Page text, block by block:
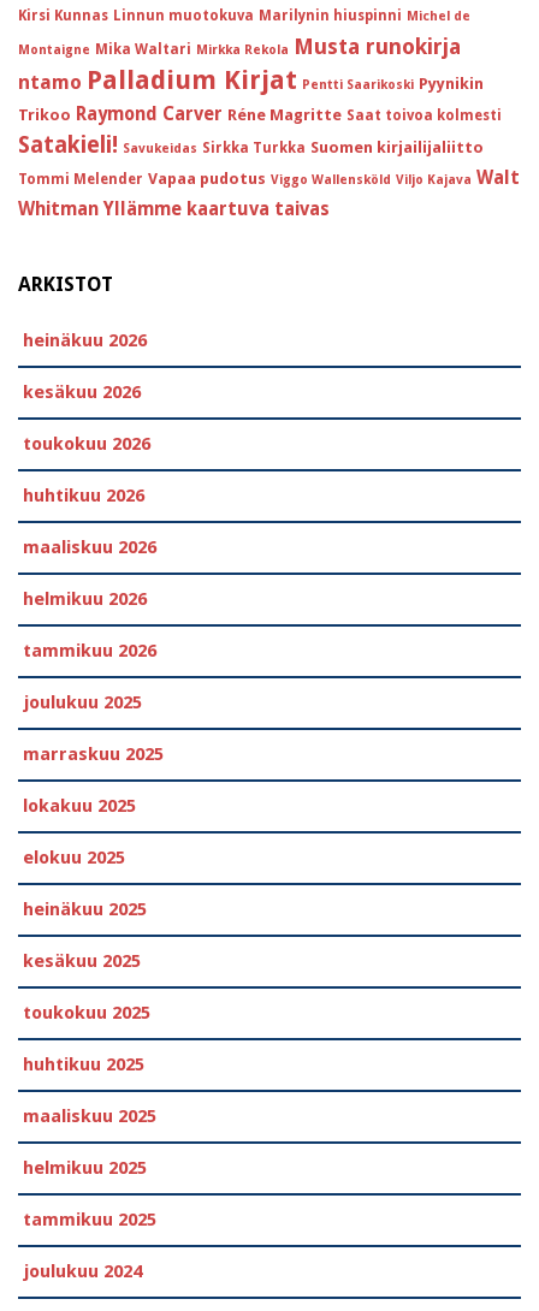
Kirsi Kunnas Linnun muotokuva Marilynin hiuspinni Michel de
Montaigne Mika Waltari Mirkka Rekola Musta runokirja
ntamo Palladium Kirjat Pentti Saarikoski Pyynikin
Trikoo Raymond Carver Réne Magritte Saat toivoa kolmesti
Satakieli! Savukeidas Sirkka Turkka Suomen kirjailijaliitto
Tommi Melender Vapaa pudotus Viggo Wallensköld Viljo Kajava Walt
Whitman Yllämme kaartuva taivas
ARKISTOT
heinäkuu 2026
kesäkuu 2026
toukokuu 2026
huhtikuu 2026
maaliskuu 2026
helmikuu 2026
tammikuu 2026
joulukuu 2025
marraskuu 2025
lokakuu 2025
elokuu 2025
heinäkuu 2025
kesäkuu 2025
toukokuu 2025
huhtikuu 2025
maaliskuu 2025
helmikuu 2025
tammikuu 2025
joulukuu 2024